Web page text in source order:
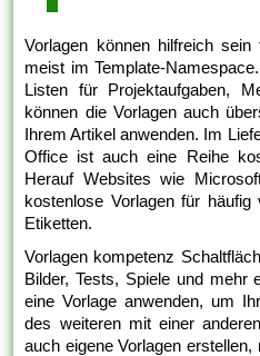
Vorlagen können hilfreich
meist im Template-
Listen für Projektaufgaben,
können die Vorlagen auch
Ihrem Artikel anwenden. Im
Office ist auch eine Reihe
Herauf Websites wie
kostenlose Vorlagen für
Etiketten.
Vorlagen kompetenz
Bilder, Tests, Spiele und mehr
eine Vorlage anwenden, um
des weiteren mit einer
auch eigene Vorlagen